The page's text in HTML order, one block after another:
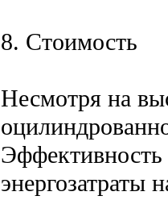
8. Стоимость
Несмотря на
Эффективность
энергозатраты